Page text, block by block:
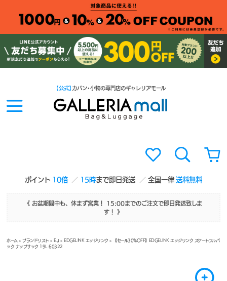
ポイント 10倍 15時まで即日発送 全国一律送料無料
【公式】 カバン・小物の専門店のギャレリアモール
《 お盆期間中も、休まず営業！ 15:00までのご注文で即日発送致しま
す！ 》
ホーム >ブランドリスト > E-J > EDGELINK エッジリンク > 【セール30%OFF】EDGELINK エッジリンク スケートフルパ
ック ナップサック 19L 60322